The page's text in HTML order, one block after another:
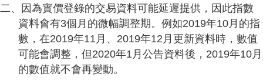
二、因為實價登錄的交易資料可能延遲提供，因此指數
資料會有3個月的微幅調整期。例如2019年10月的指
數，在2019年11月、2019年12月更新資料時，數值
可能會調整，但2020年1月公告資料後，2019年10月
的數值就不會再變動。